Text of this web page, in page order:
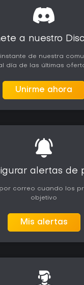
a nuestro
de nuestra
día de las últimas
Unirme ahora
alertas de
correo cuando los
objetivo
Mis alertas